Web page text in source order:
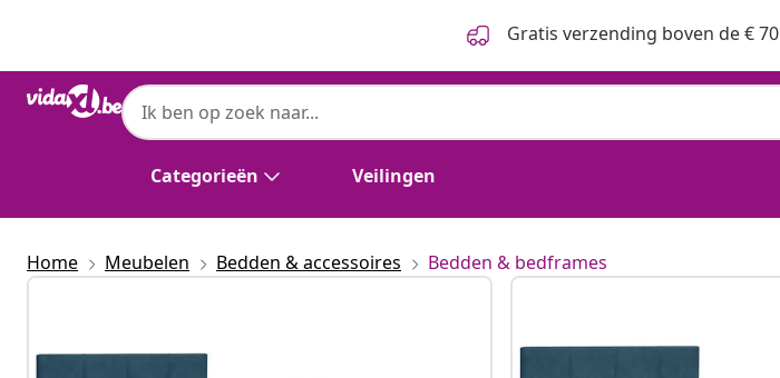
Gratis verzending boven de € 70
Categorieën Veilingen
Home Meubelen Bedden & accessoires Bedden & bedframes